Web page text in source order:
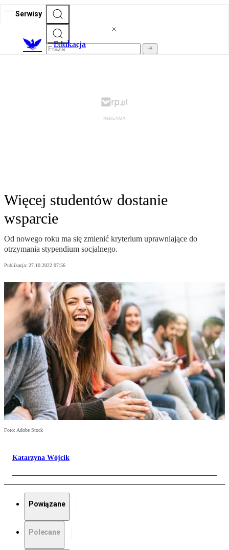
Serwisy
Edukacja
Więcej studentów dostanie
wsparcie
Od nowego roku ma się zmienić kryterium uprawniające do
otrzymania stypendium socjalnego.
Publikacja: 27.10.2022 07:56
Foto: Adobe Stock
Katarzyna Wójcik
Powiązane
Polecane